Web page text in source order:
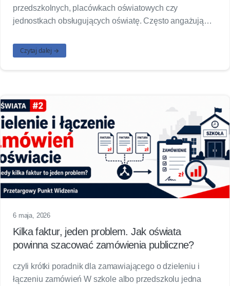
przedszkolnych, placówkach oświatowych czy
jednostkach obsługujących oświatę. Często angażują…
Czytaj dalej →
6 maja, 2026
Kilka faktur, jeden problem. Jak oświata
powinna szacować zamówienia publiczne?
czyli krótki poradnik dla zamawiającego o dzieleniu i
łączeniu zamówień W szkole albo przedszkolu jedna